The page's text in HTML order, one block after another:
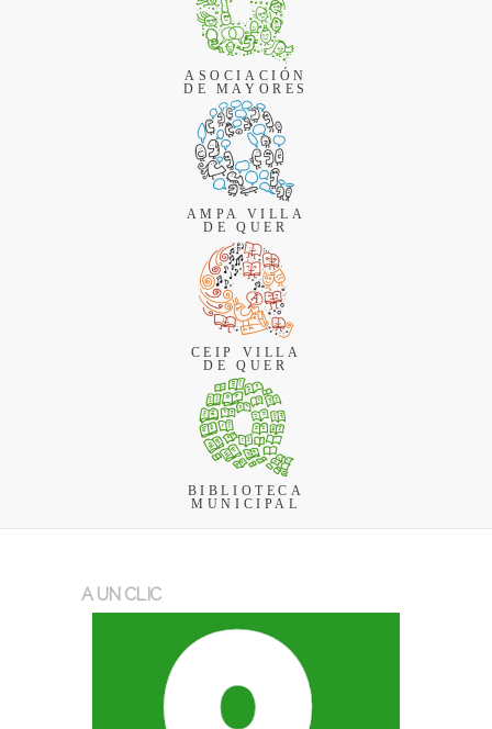
ASOCIACIÓN
DE MAYORES
AMPA VILLA
DE QUER
CEIP VILLA
DE QUER
BIBLIOTECA
MUNICIPAL
A UN CLIC